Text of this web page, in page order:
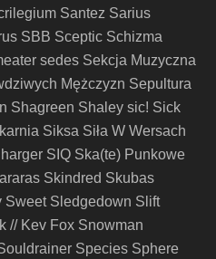
Santez Sarius
SBB Sceptic Schizma
sedes Sekcja Muzyczna
Mężczyzn Sepultura
Shagreen Shaley sic! Sick
Siksa Siła W Wersach
SIQ Ska(te) Punkowe
Skindred Skubas
Sweet Sledgedown Slift
// Kev Fox Snowman
Species Sphere